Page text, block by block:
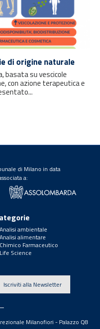
di origine naturale
basata su vescicole
con azione terapeutica e
di Milano in data
a:
Analisi ambientale
Analisi alimentare
Chimico Farmaceutico
Life Science
Iscriviti alla Newsletter
Milanofiori - Palazzo Q8